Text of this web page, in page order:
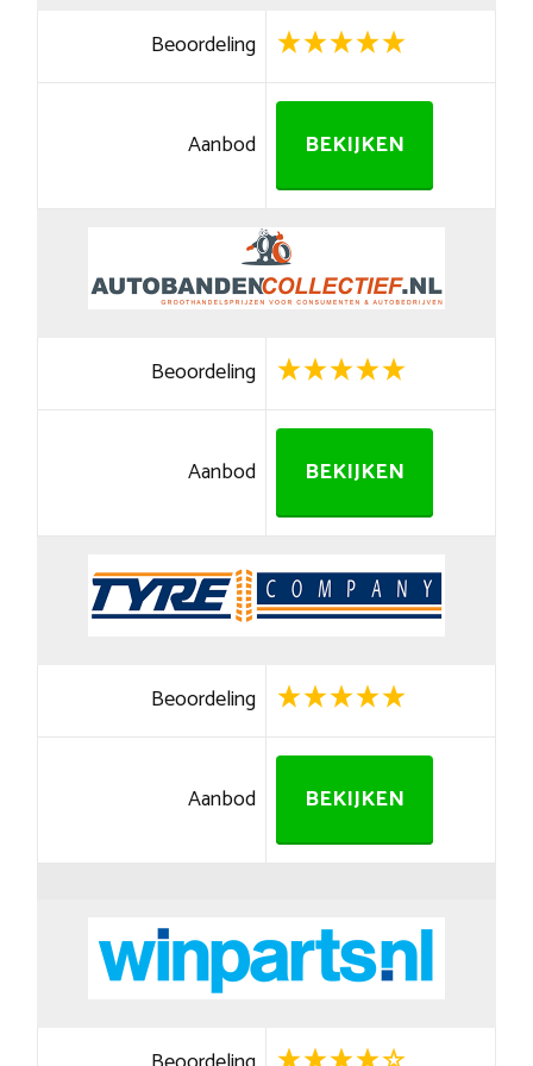
Beoordeling
Aanbod BEKIJKEN
Beoordeling
Aanbod BEKIJKEN
Beoordeling
Aanbod BEKIJKEN